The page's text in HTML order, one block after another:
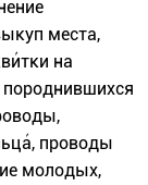
места,
на
породнившихся
проводы
молодых,